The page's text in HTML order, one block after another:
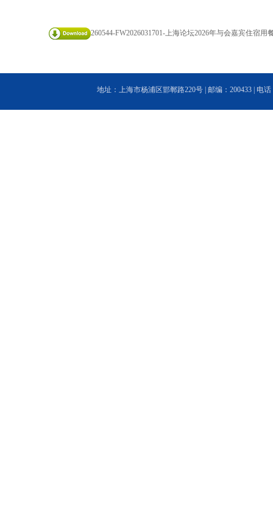
260544-FW2026031701-上海论坛2026年与会嘉宾住宿用
地址：上海市杨浦区邯郸路220号 | 邮编：200433 | 电